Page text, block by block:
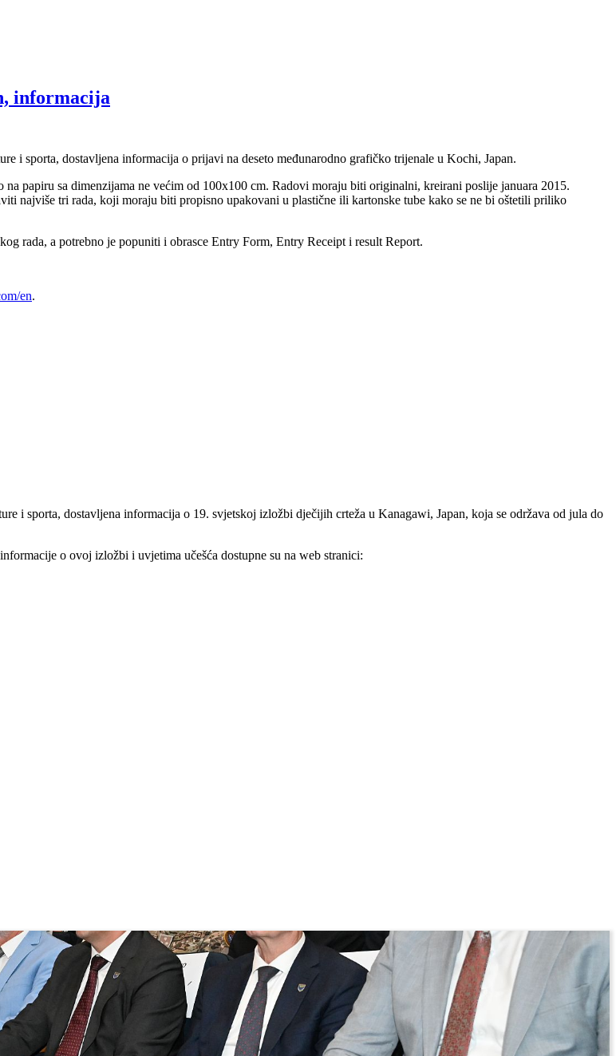
informacija
i sporta, dostavljena informacija o prijavi na deseto međunarodno grafičko trijenale u Kochi, Japan.
papiru sa dimenzijama ne većim od 100x100 cm. Radovi moraju biti originalni, kreirani poslije januara 2015.
najviše tri rada, koji moraju biti propisno upakovani u plastične ili kartonske tube kako se ne bi oštetili priliko
rada, a potrebno je popuniti i obrasce Entry Form, Entry Receipt i result Report.
en.
i sporta, dostavljena informacija o 19. svjetskoj izložbi dječijih crteža u Kanagawi, Japan, koja se održava od jula do
o ovoj izložbi i uvjetima učešća dostupne su na web stranici: